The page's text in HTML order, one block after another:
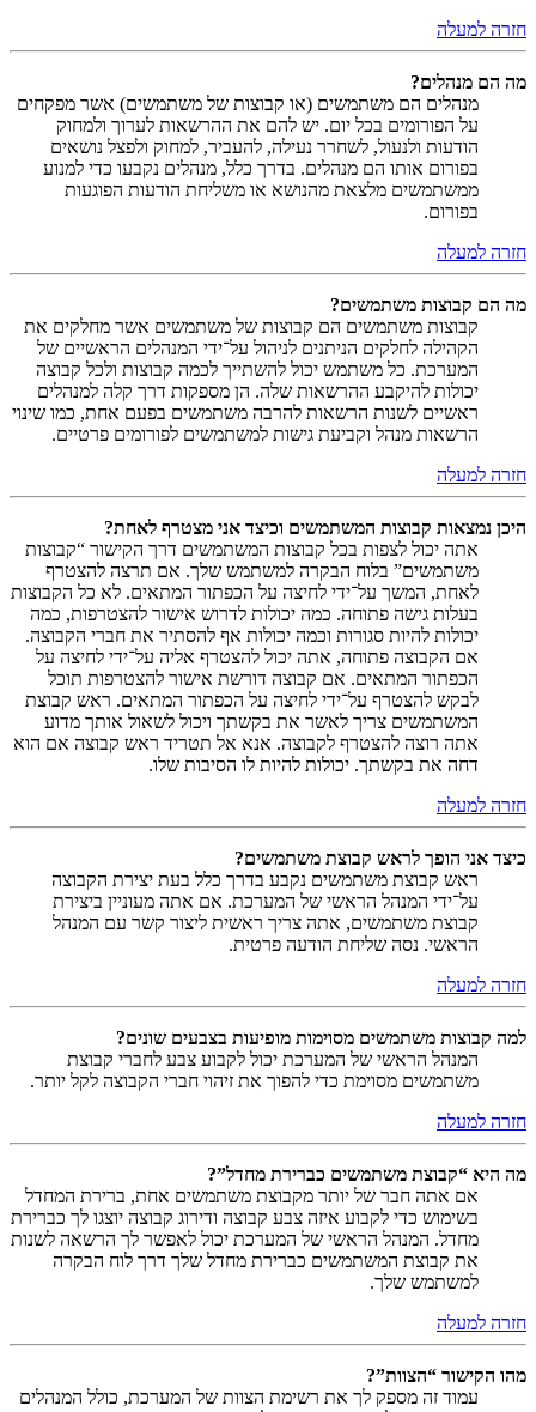
חזרה למעלה
מה הם מנהלים?
מנהלים הם משתמשים (או קבוצות של משתמשים) אשר מפקחים
על הפורומים בכל יום. יש להם את ההרשאות לערוך ולמחוק
הודעות ולנעול, לשחרר נעילה, להעביר, למחוק ולפצל נושאים
בפורום אותו הם מנהלים. בדרך כלל, מנהלים נקבעו כדי למנוע
ממשתמשים מלצאת מהנושא או משליחת הודעות הפוגעות
בפורום.
חזרה למעלה
מה הם קבוצות משתמשים?
קבוצות משתמשים הם קבוצות של משתמשים אשר מחלקים את
הקהילה לחלקים הניתנים לניהול על־ידי המנהלים הראשיים של
המערכת. כל משתמש יכול להשתייך לכמה קבוצות ולכל קבוצה
יכולות להיקבע ההרשאות שלה. הן מספקות דרך קלה למנהלים
ראשיים לשנות הרשאות להרבה משתמשים בפעם אחת, כמו שינוי
הרשאות מנהל וקביעת גישות למשתמשים לפורומים פרטיים.
חזרה למעלה
היכן נמצאות קבוצות המשתמשים וכיצד אני מצטרף לאחת?
אתה יכול לצפות בכל קבוצות המשתמשים דרך הקישור “קבוצות
משתמשים” בלוח הבקרה למשתמש שלך. אם תרצה להצטרף
לאחת, המשך על־ידי לחיצה על הכפתור המתאים. לא כל הקבוצות
בעלות גישה פתוחה. כמה יכולות לדרוש אישור להצטרפות, כמה
יכולות להיות סגורות וכמה יכולות אף להסתיר את חברי הקבוצה.
אם הקבוצה פתוחה, אתה יכול להצטרף אליה על־ידי לחיצה על
הכפתור המתאים. אם קבוצה דורשת אישור להצטרפות תוכל
לבקש להצטרף על־ידי לחיצה על הכפתור המתאים. ראש קבוצת
המשתמשים צריך לאשר את בקשתך ויכול לשאול אותך מדוע
אתה רוצה להצטרף לקבוצה. אנא אל תטריד ראש קבוצה אם הוא
דחה את בקשתך. יכולות להיות לו הסיבות שלו.
חזרה למעלה
כיצד אני הופך לראש קבוצת משתמשים?
ראש קבוצת משתמשים נקבע בדרך כלל בעת יצירת הקבוצה
על־ידי המנהל הראשי של המערכת. אם אתה מעוניין ביצירת
קבוצת משתמשים, אתה צריך ראשית ליצור קשר עם המנהל
הראשי. נסה שליחת הודעה פרטית.
חזרה למעלה
למה קבוצות משתמשים מסוימות מופיעות בצבעים שונים?
המנהל הראשי של המערכת יכול לקבוע צבע לחברי קבוצת
משתמשים מסוימת כדי להפוך את זיהוי חברי הקבוצה לקל יותר.
חזרה למעלה
מה היא “קבוצת משתמשים כברירת מחדל”?
אם אתה חבר של יותר מקבוצת משתמשים אחת, ברירת המחדל
בשימוש כדי לקבוע איזה צבע קבוצה ודירוג קבוצה יוצגו לך כברירת
מחדל. המנהל הראשי של המערכת יכול לאפשר לך הרשאה לשנות
את קבוצת המשתמשים כברירת מחדל שלך דרך לוח הבקרה
למשתמש שלך.
חזרה למעלה
מהו הקישור “הצוות”?
עמוד זה מספק לך את רשימת הצוות של המערכת, כולל המנהלים